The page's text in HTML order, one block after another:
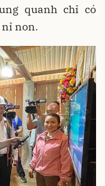
quanh chỉ có
non.